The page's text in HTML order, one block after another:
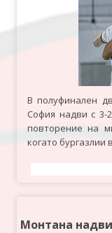
В полуфинален
София надви с 3-
повторение на
когато бургазлии
Монтана